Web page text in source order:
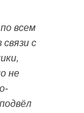
всем
с
не